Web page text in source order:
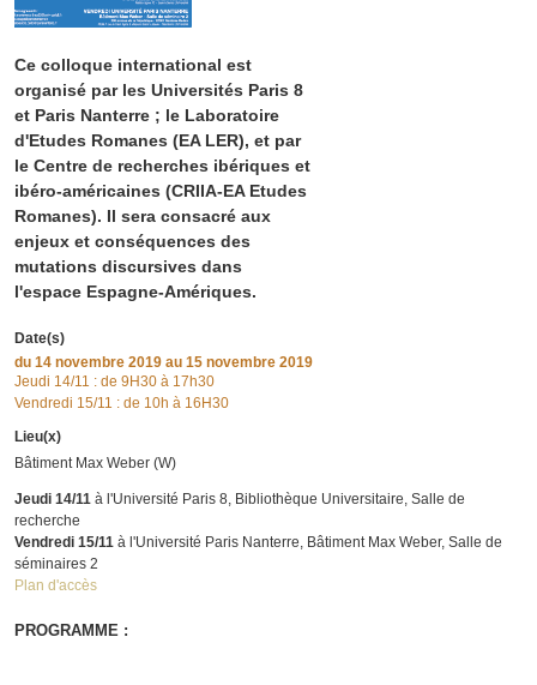
Ce colloque international est
organisé par les Universités Paris 8
et Paris Nanterre ; le Laboratoire
d'Etudes Romanes (EA LER), et par
le Centre de recherches ibériques et
ibéro-américaines (CRIIA-EA Etudes
Romanes). Il sera consacré aux
enjeux et conséquences des
mutations discursives dans
l'espace Espagne-Amériques.
Date(s)
du 14 novembre 2019 au 15 novembre 2019
Jeudi 14/11 : de 9H30 à 17h30
Vendredi 15/11 : de 10h à 16H30
Lieu(x)
Bâtiment Max Weber (W)
Jeudi 14/11 à l'Université Paris 8, Bibliothèque Universitaire, Salle de
recherche
Vendredi 15/11 à l'Université Paris Nanterre, Bâtiment Max Weber, Salle de
séminaires 2
Plan d'accès
PROGRAMME :